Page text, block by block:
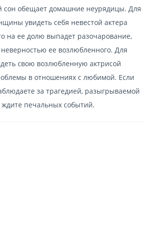
сон обещает домашние неурядицы. Для
увидеть себя невестой актера
на ее долю выпадет разочарование,
неверностью ее возлюбленного. Для
свою возлюбленную актрисой
в отношениях с любимой. Если
за трагедией, разыгрываемой
ждите печальных событий.